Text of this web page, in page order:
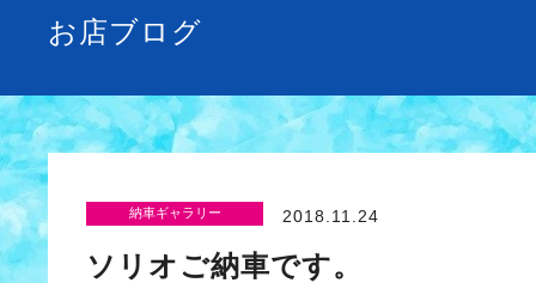
お店ブログ
納車ギャラリー 2018.11.24
ソリオご納車です。